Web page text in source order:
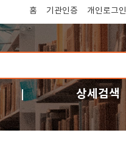
홈 기관인증 개인로그인
상세검색